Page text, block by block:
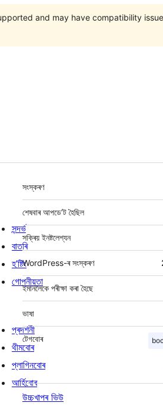
and may have compatibility
মেটা
সংস্কৰণ
শেষবাৰ আপডে’ট হৈছিল
সক্ৰিয় ইনষ্টলেশ্যন
WordPress-ৰ সংস্কৰণ
ইমানলৈকে পৰীক্ষা কৰা হৈছে
ভাষা
টেগবোৰ
উচ্চখাপৰ ভিউ
সন্দৰ্ভ
বাতৰি
হ’ষ্টিং
গোপনীয়তা
প্ৰদৰ্শনী
থীমবোৰ
প্লাগিনবোৰ
আৰ্হিবোৰ